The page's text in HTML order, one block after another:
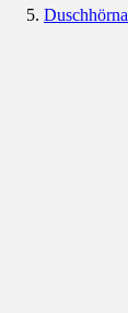
Duschhörna